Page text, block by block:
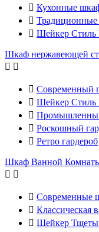
 Кухонные

 Шейкер
Шкаф нержавеющей
 
 Современный
 Шейкер

 Роскошный
 Ретро гардероб
Шкаф Ванной
 
 Современные
 Классическая
 Шейкер